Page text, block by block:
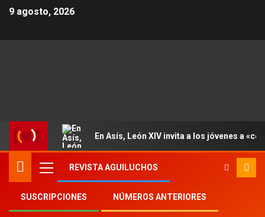
9 agosto, 2026
En Asís, León XIV invita a los jóvenes a
REVISTA AGUILUCHOS
SUSCRIPCIONES NÚMEROS ANTERIORES